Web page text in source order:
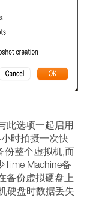
此选项一起启用
时拍摄一次快
份整个虚拟机,而
Machine备
备份虚拟硬盘上
硬盘时数据丢失